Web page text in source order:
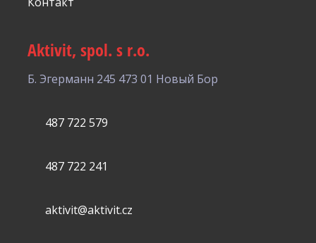
Aktivit, spol. s r.o.
Б. Эгерманн 245 473 01 Новый Бор
487 722 579
487 722 241
aktivit@aktivit.cz